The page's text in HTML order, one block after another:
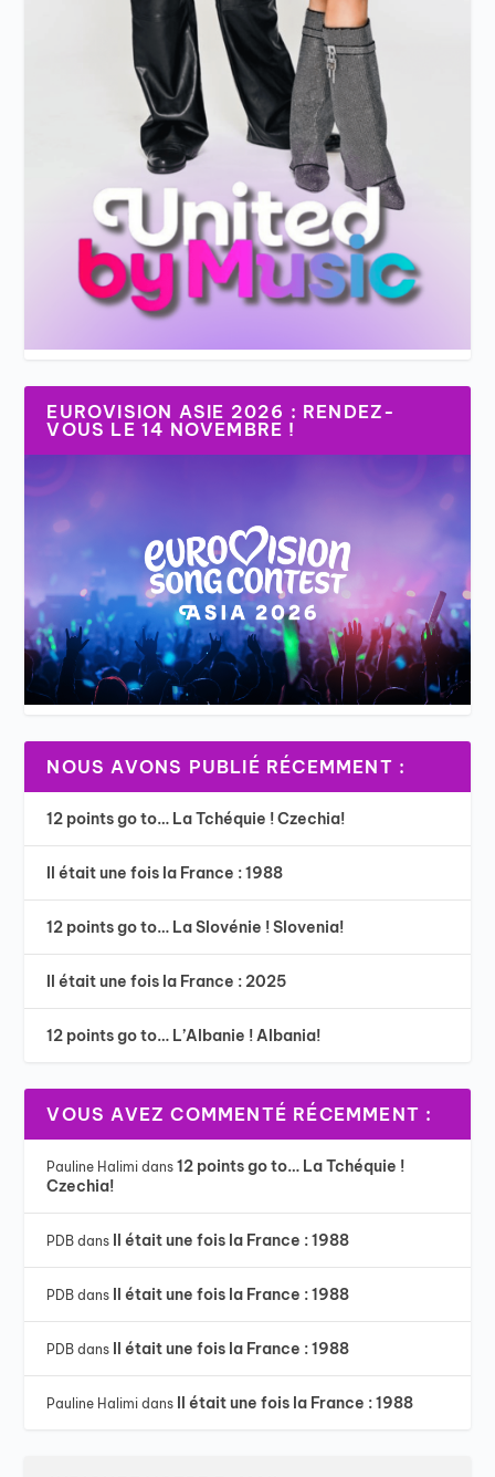
EUROVISION ASIE 2026 : RENDEZ-
VOUS LE 14 NOVEMBRE !
NOUS AVONS PUBLIÉ RÉCEMMENT :
12 points go to… La Tchéquie ! Czechia!
Il était une fois la France : 1988
12 points go to… La Slovénie ! Slovenia!
Il était une fois la France : 2025
12 points go to… L’Albanie ! Albania!
VOUS AVEZ COMMENTÉ RÉCEMMENT :
Pauline Halimi dans12 points go to… La Tchéquie !
Czechia!
PDB dans Il était une fois la France : 1988
PDB dans Il était une fois la France : 1988
PDB dans Il était une fois la France : 1988
Pauline Halimi dans Il était une fois la France : 1988